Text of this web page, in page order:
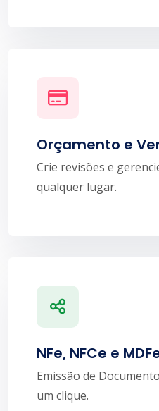
Orçamento e
Crie revisões e
qualquer lugar.
NFe, NFCe e
Emissão de
um clique.